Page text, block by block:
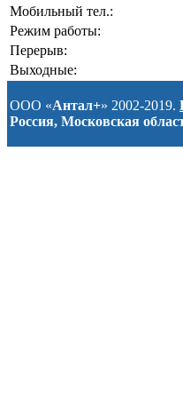
Мобильный тел.:
Режим работы:
Перерыв:
Выходные:
ООО «Антал+» 2002-2019.
Россия, Московская